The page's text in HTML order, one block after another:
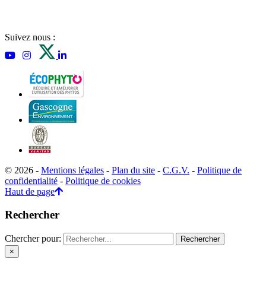
Suivez nous :
© 2026 - Mentions légales - Plan du site - C.G.V. - Politique de
confidentialité - Politique de cookies
Haut de page
Rechercher
Chercher pour:
×